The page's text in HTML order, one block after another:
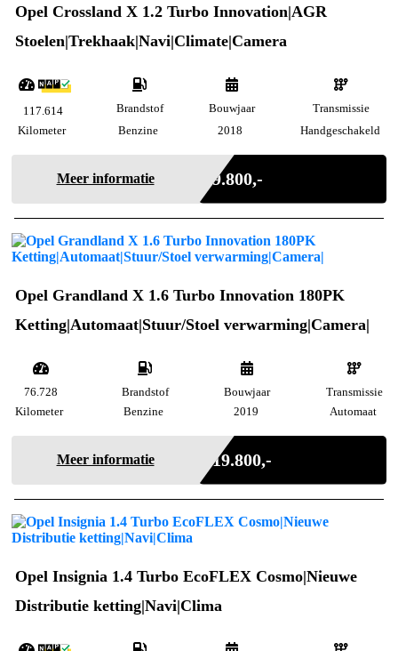
Opel Crossland X 1.2 Turbo Innovation|AGR
Stoelen|Trekhaak|Navi|Climate|Camera
117.614
Kilometer
Brandstof
Benzine
Bouwjaar
2018
Transmissie
Handgeschakeld
Meer informatie € 9.800,-
Opel Grandland X 1.6 Turbo Innovation 180PK
Ketting|Automaat|Stuur/Stoel verwarming|Camera|
76.728
Kilometer
Brandstof
Benzine
Bouwjaar
2019
Transmissie
Automaat
Meer informatie € 19.800,-
Opel Insignia 1.4 Turbo EcoFLEX Cosmo|Nieuwe
Distributie ketting|Navi|Clima